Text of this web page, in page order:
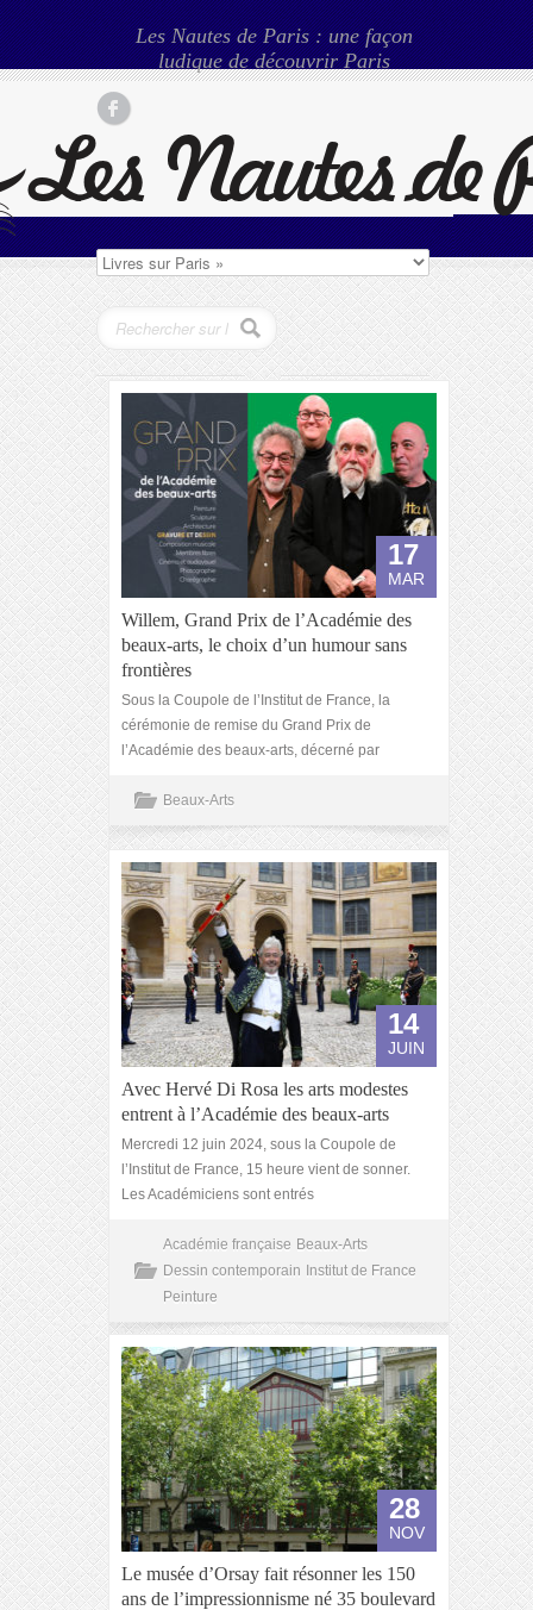
Les Nautes de Paris : une façon
ludique de découvrir Paris
17
MAR
Willem, Grand Prix de l’Académie des
beaux-arts, le choix d’un humour sans
frontières
Sous la Coupole de l’Institut de France, la
cérémonie de remise du Grand Prix de
l’Académie des beaux-arts, décerné par
Beaux-Arts
14
JUIN
Avec Hervé Di Rosa les arts modestes
entrent à l’Académie des beaux-arts
Mercredi 12 juin 2024, sous la Coupole de
l’Institut de France, 15 heure vient de sonner.
Les Académiciens sont entrés
Académie française Beaux-Arts
Dessin contemporain
Institut de France
Peinture
28
NOV
Le musée d’Orsay fait résonner les 150
ans de l’impressionnisme né 35 boulevard